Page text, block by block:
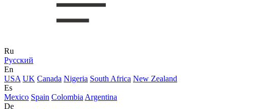
Ru
Русский
En
USA UK Canada Nigeria South Africa New Zealand
Es
Mexico Spain Colombia Argentina
De